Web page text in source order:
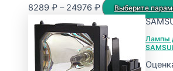
8289 ₽ – 24976 ₽Диапазон
8289 ₽
–
24976 ₽
Выберите
Лампы